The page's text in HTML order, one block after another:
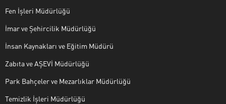
Fen İşleri Müdürlüğü
İmar ve Şehircilik Müdürlüğü
İnsan Kaynakları ve Eğitim Müdürü
Zabıta ve AŞEVİ Müdürlüğü
Park Bahçeler ve Mezarlıklar Müdürlüğü
Temizlik İşleri Müdürlüğü